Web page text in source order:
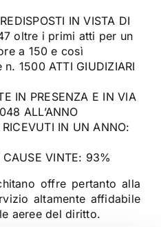
IN VISTA DI
oltre i primi atti per un
a 150 e così
1500 ATTI GIUDIZIARI
IN PRESENZA E IN VIA
ALL’ANNO
IN UN ANNO:
CAUSE VINTE: 93%
offre pertanto alla
altamente affidabile
aeree del diritto.